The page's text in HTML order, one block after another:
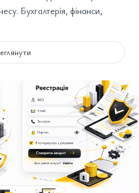
Бухгалтерія, фінанси,